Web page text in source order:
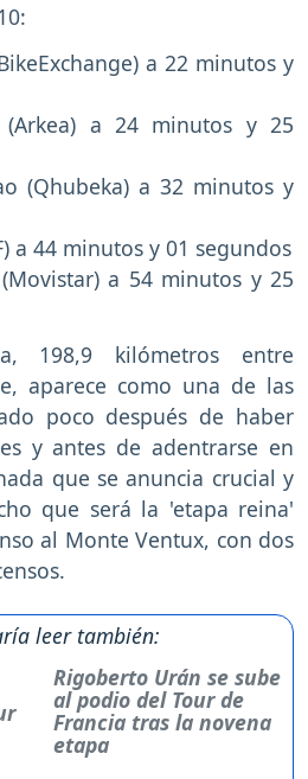
a 22 minutos y
a 24 minutos y 25
(Qhubeka) a 32 minutos y
a 44 minutos y 01 segundos
a 54 minutos y 25
198,9 kilómetros entre
aparece como una de las
poco después de haber
y antes de adentrarse en
que se anuncia crucial y
que será la 'etapa reina'
al Monte Ventux, con dos
leer también:
Rigoberto Urán se sube
al podio del Tour de
Francia tras la novena
etapa